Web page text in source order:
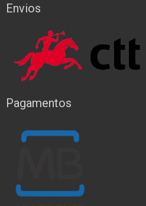
Envios
Pagamentos